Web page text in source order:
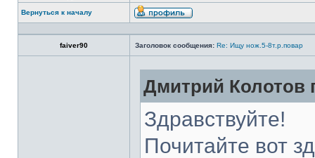
Вернуться к началу
faiver90 Заголовок сообщения: Re: Ищу нож.5-8т.р.повар
Дмитрий Колотов
Здравствуйте!
Почитайте вот